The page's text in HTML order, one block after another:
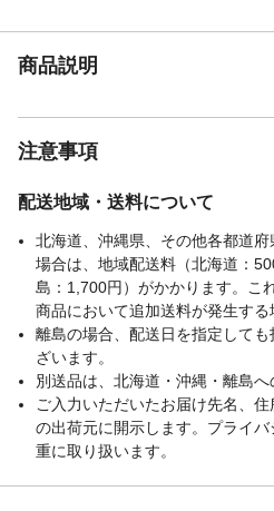
商品説明
注意事項
配送地域・送料について
北海道、沖縄県、その他各都道
場合は、地域配送料（北海道：
島：1,700円）がかかります。こ
商品において追加送料が発生する
離島の場合、配送日を指定して
ざいます。
別送品は、北海道・沖縄・離島へ
ご入力いただいたお届け先名、
の出荷元に開示します。プライ
重に取り扱います。